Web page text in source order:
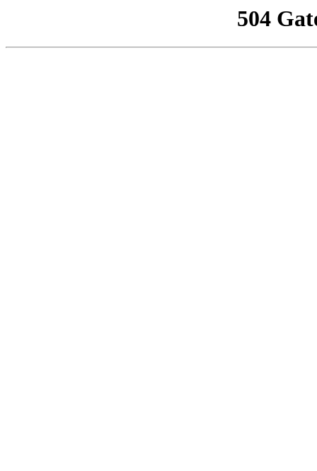
504